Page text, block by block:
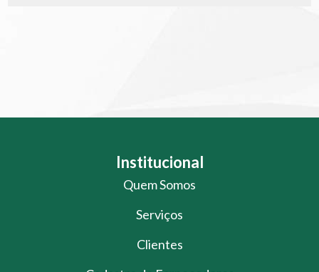
Institucional
Quem Somos
Serviços
Clientes